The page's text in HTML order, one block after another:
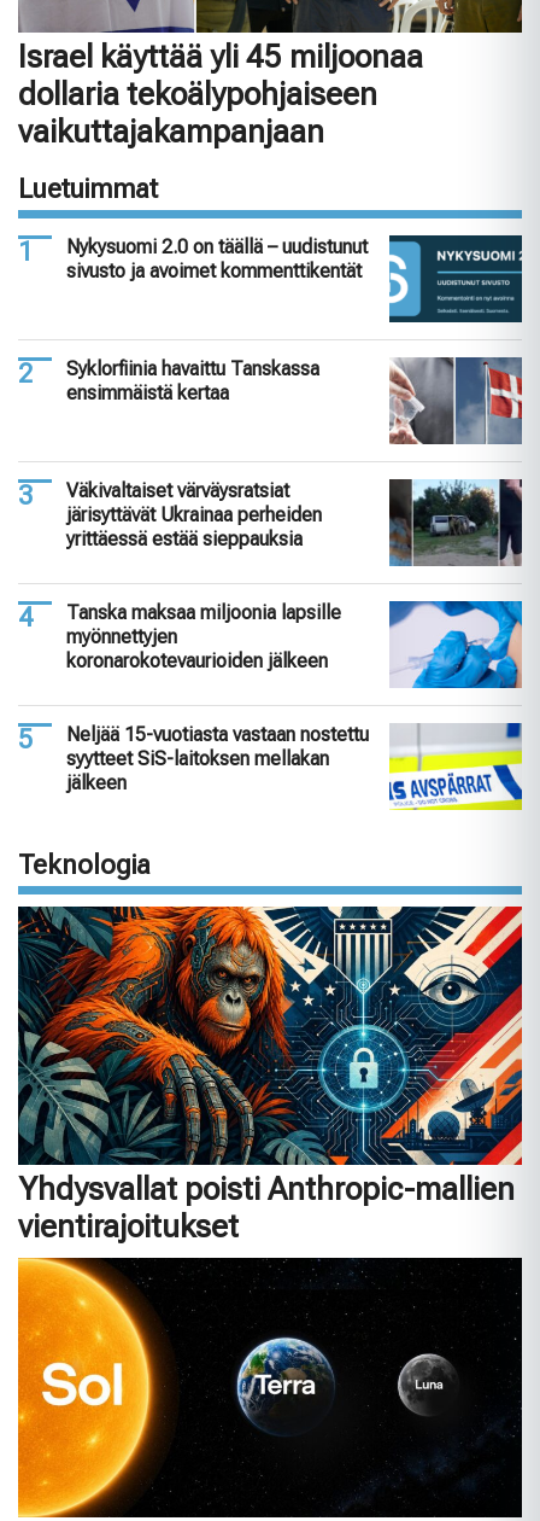
Israel käyttää yli 45 miljoonaa
dollaria tekoälypohjaiseen
vaikuttajakampanjaan
Luetuimmat
Nykysuomi 2.0 on täällä – uudistunut
sivusto ja avoimet kommenttikentät
Syklorfiinia havaittu Tanskassa
ensimmäistä kertaa
Väkivaltaiset värväysratsiat
järisyttävät Ukrainaa perheiden
yrittäessä estää sieppauksia
Tanska maksaa miljoonia lapsille
myönnettyjen
koronarokotevaurioiden jälkeen
Neljää 15-vuotiasta vastaan nostettu
syytteet SiS-laitoksen mellakan
jälkeen
Teknologia
Yhdysvallat poisti Anthropic-mallien
vientirajoitukset